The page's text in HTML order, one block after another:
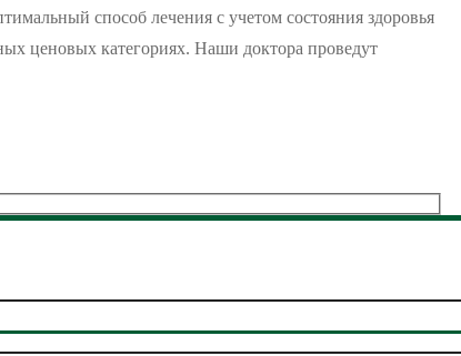
способ лечения с учетом состояния здоровья
ценовых категориях. Наши доктора проведут